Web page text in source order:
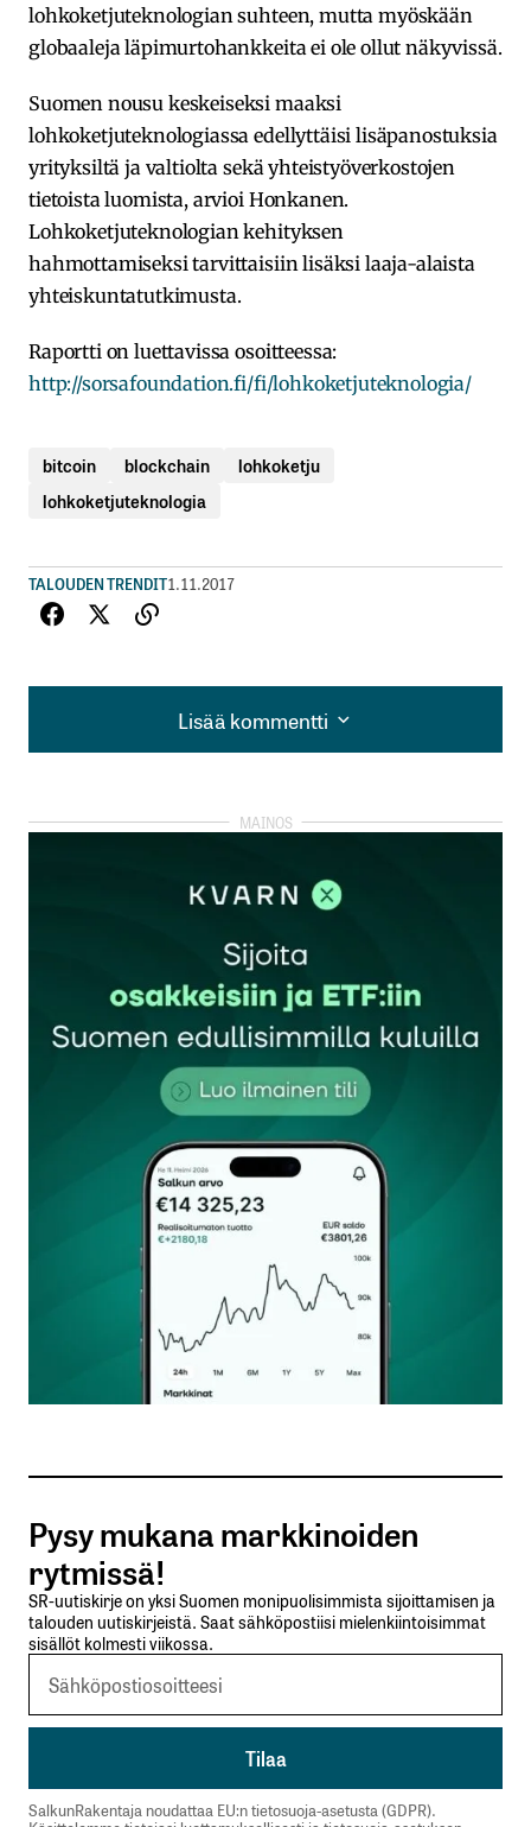
lohkoketjuteknologian suhteen, mutta myöskään
globaaleja läpimurtohankkeita ei ole ollut näkyvissä.
Suomen nousu keskeiseksi maaksi
lohkoketjuteknologiassa edellyttäisi lisäpanostuksia
yrityksiltä ja valtiolta sekä yhteistyöverkostojen
tietoista luomista, arvioi Honkanen.
Lohkoketjuteknologian kehityksen
hahmottamiseksi tarvittaisiin lisäksi laaja-alaista
yhteiskuntatutkimusta.
Raportti on luettavissa osoitteessa:
http://sorsafoundation.fi/fi/lohkoketjuteknologia/
bitcoin blockchain
lohkoketju
lohkoketjuteknologia
TALOUDEN TRENDIT1.11.2017
Lisää kommentti
Lisää kommentti
kirjautua
rekisteröityä
Sähköpostiosoitettasi ei julkaista.Pakolliset
kentät on merkitty*
Kommentti*
Nimesi tai nimimerkkisi
Sähköpostiosoitteesi
Tilaa SalkunRakentajan uutiskirje
Lähetä kommentti
Pysy mukana markkinoiden
rytmissä!
SR-uutiskirje on yksi Suomen monipuolisimmista sijoittamisen ja
talouden uutiskirjeistä. Saat sähköpostiisi mielenkiintoisimmat
sisällöt kolmesti viikossa.
SalkunRakentaja noudattaa EU:n tietosuoja-asetusta (GDPR).